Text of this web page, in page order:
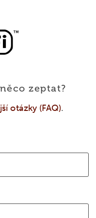
zeptat?
otázky (FAQ).